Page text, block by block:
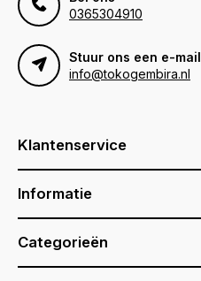
0365304910
Stuur ons een e-mail
info@tokogembira.nl
Klantenservice
Informatie
Categorieën